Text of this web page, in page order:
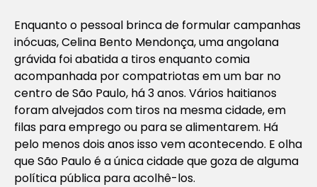
Enquanto o pessoal brinca de formular campanhas
inócuas, Celina Bento Mendonça, uma angolana
grávida foi abatida a tiros enquanto comia
acompanhada por compatriotas em um bar no
centro de São Paulo, há 3 anos. Vários haitianos
foram alvejados com tiros na mesma cidade, em
filas para emprego ou para se alimentarem. Há
pelo menos dois anos isso vem acontecendo. E olha
que São Paulo é a única cidade que goza de alguma
política pública para acolhê-los.